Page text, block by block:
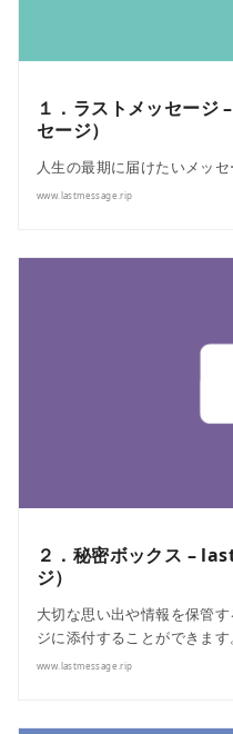
１．ラストメッセー
セージ）
人生の最期に届けたいメッ
www.lastmessage.rip
２．秘密ボックス –
ジ）
大切な思い出や情報を保管
ジに添付することができます
www.lastmessage.rip